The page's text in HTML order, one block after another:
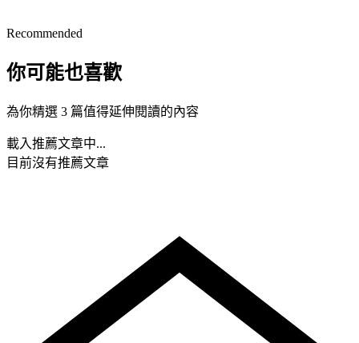
Recommended
你可能也喜歡
為你精選 3 篇值得延伸閱讀的內容
載入推薦文章中...
目前沒有推薦文章